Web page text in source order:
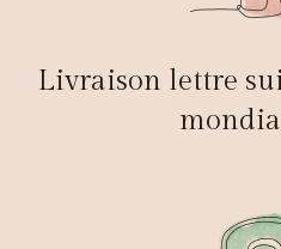
Livraison lettre